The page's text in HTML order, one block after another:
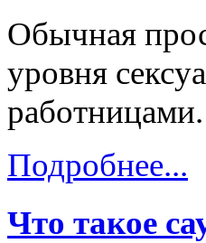
Обычная
уровня
работницами.
Подробнее...
Что такое